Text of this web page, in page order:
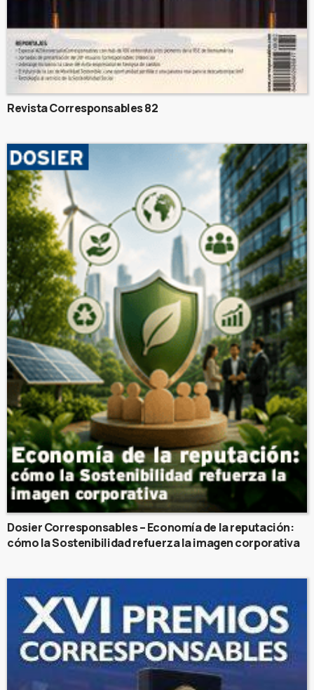
Revista Corresponsables 82
Dosier Corresponsables – Economía de la reputación:
cómo la Sostenibilidad refuerza la imagen corporativa